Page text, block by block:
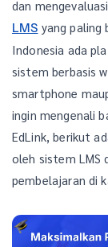
dan
LMS yang paling
Indonesia ada
sistem berbasis
smartphone
ingin mengenali
EdLink, berikut
oleh sistem LMS
pembelajaran di